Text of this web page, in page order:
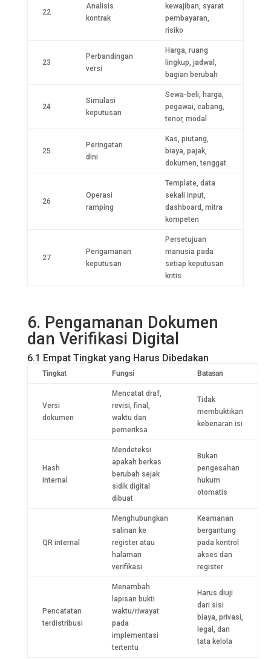
22
Analisis
kontrak
kewajiban, syarat
pembayaran,
risiko
23
Perbandingan
versi
Harga, ruang
lingkup, jadwal,
bagian berubah
24
Simulasi
keputusan
Sewa-beli, harga,
pegawai, cabang,
tenor, modal
25
Peringatan
dini
Kas, piutang,
biaya, pajak,
dokumen, tenggat
26
Operasi
ramping
Template, data
sekali input,
dashboard, mitra
kompeten
27
Pengamanan
keputusan
Persetujuan
manusia pada
setiap keputusan
kritis
6. Pengamanan Dokumen
dan Verifikasi Digital
6.1 Empat Tingkat yang Harus Dibedakan
Tingkat Fungsi Batasan
Versi
dokumen
Mencatat draf,
revisi, final,
waktu dan
pemeriksa
Tidak
membuktikan
kebenaran isi
Hash
internal
Mendeteksi
apakah berkas
berubah sejak
sidik digital
dibuat
Bukan
pengesahan
hukum
otomatis
QR internal
Menghubungkan
salinan ke
register atau
halaman
verifikasi
Keamanan
bergantung
pada kontrol
akses dan
register
Pencatatan
terdistribusi
Menambah
lapisan bukti
waktu/riwayat
pada
implementasi
tertentu
Harus diuji
dari sisi
biaya, privasi,
legal, dan
tata kelola